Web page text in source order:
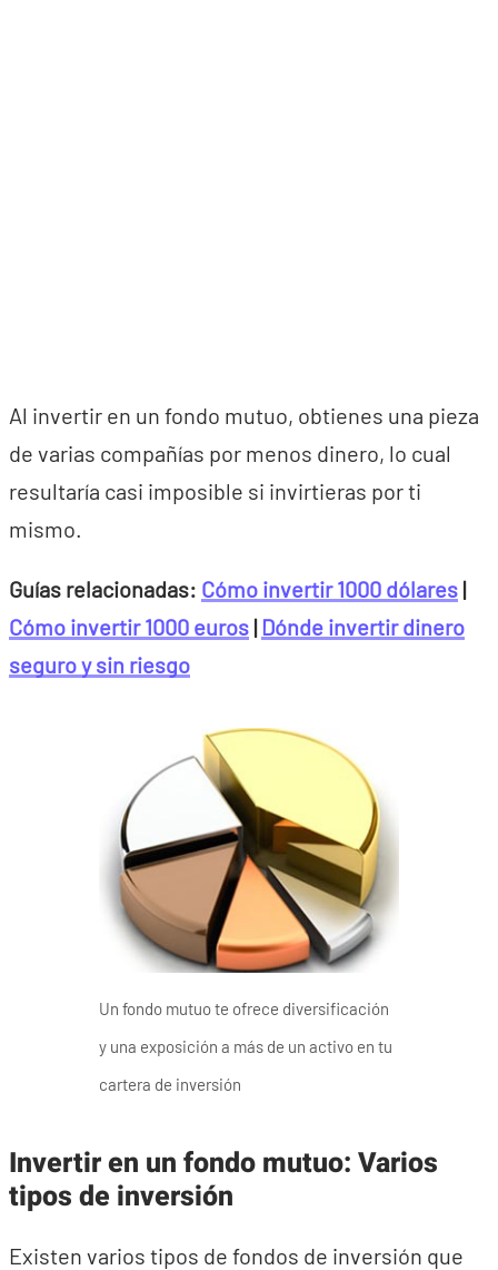
Al invertir en un fondo mutuo, obtienes una pieza
de varias compañías por menos dinero, lo cual
resultaría casi imposible si invirtieras por ti
mismo.
Guías relacionadas: Cómo invertir 1000 dólares |
Cómo invertir 1000 euros | Dónde invertir dinero
seguro y sin riesgo
Un fondo mutuo te ofrece diversificación
y una exposición a más de un activo en tu
cartera de inversión
Invertir en un fondo mutuo: Varios
tipos de inversión
Existen varios tipos de fondos de inversión que